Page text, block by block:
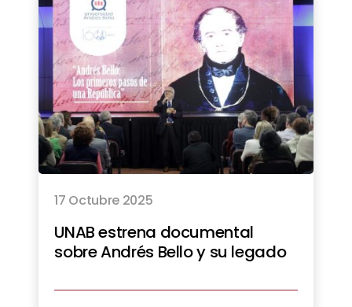
17 Octubre 2025
UNAB estrena documental
sobre Andrés Bello y su legado